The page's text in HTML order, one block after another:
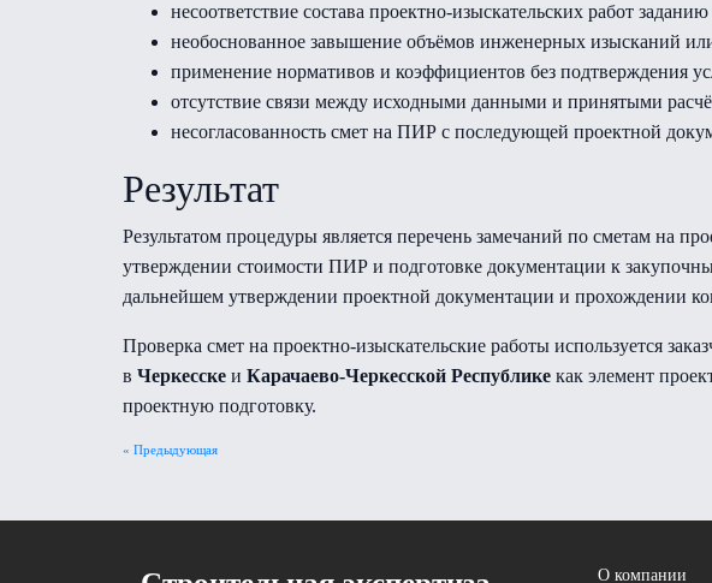
несоответствие состава проектно-изыскательских работ
необоснованное завышение объёмов инженерных изысканий
применение нормативов и коэффициентов без подтверждения
отсутствие связи между исходными данными и принятыми
несогласованность смет на ПИР с последующей проектной
Результат
Результатом процедуры является перечень замечаний по сметам на
утверждении стоимости ПИР и подготовке документации к
дальнейшем утверждении проектной документации и прохождении
Проверка смет на проектно-изыскательские работы используется
в Черкесске и Карачаево-Черкесской Республике как элемент
проектную подготовку.
« Предыдующая
О компании